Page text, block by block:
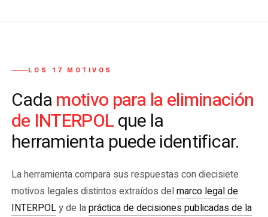
LOS 17 MOTIVOS
Cada motivo para la eliminación
de INTERPOL que la
herramienta puede identificar.
La herramienta compara sus respuestas con diecisiete
motivos legales distintos extraídos delmarco legal de
INTERPOLy de lapráctica de decisiones publicadas de la